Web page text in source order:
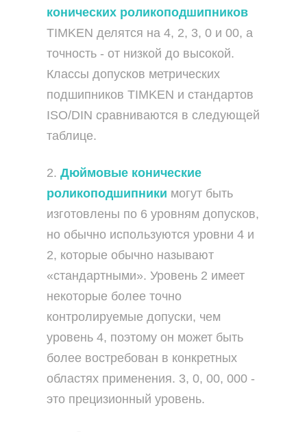
конических роликоподшипников
TIMKEN делятся на 4, 2, 3, 0 и 00, а
точность - от низкой до высокой.
Классы допусков метрических
подшипников TIMKEN и стандартов
ISO/DIN сравниваются в следующей
таблице.
2. Дюймовые конические
роликоподшипники могут быть
изготовлены по 6 уровням допусков,
но обычно используются уровни 4 и
2, которые обычно называют
«стандартными». Уровень 2 имеет
некоторые более точно
контролируемые допуски, чем
уровень 4, поэтому он может быть
более востребован в конкретных
областях применения. 3, 0, 00, 000 -
это прецизионный уровень.